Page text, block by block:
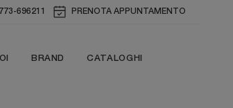
696211 PRENOTA APPUNTAMENTO
BRAND CATALOGHI